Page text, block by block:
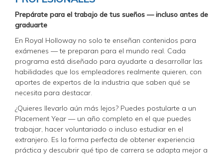
Prepárate para el trabajo de tus sueños — incluso antes de
graduarte
En Royal Holloway no solo te enseñan contenidos para
exámenes — te preparan para el mundo real. Cada
programa está diseñado para ayudarte a desarrollar las
habilidades que los empleadores realmente quieren, con
aportes de expertos de la industria que saben qué se
necesita para destacar.
¿Quieres llevarlo aún más lejos? Puedes postularte a un
Placement Year — un año completo en el que puedes
trabajar, hacer voluntariado o incluso estudiar en el
extranjero. Es la forma perfecta de obtener experiencia
práctica y descubrir qué tipo de carrera se adapta mejor a